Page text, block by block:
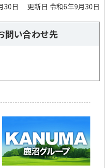
30日 更新日 令和6年9月30日
問い合わせ先